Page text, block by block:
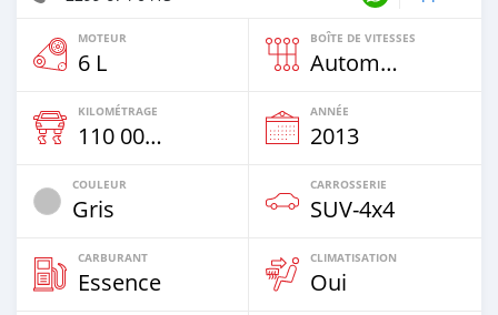
MOTEUR
6 L
BOÎTE DE VITESSES
Automatique
KILOMÉTRAGE
110 000 Km
ANNÉE
2013
COULEUR
Gris
CARROSSERIE
SUV‒4x4
CARBURANT
Essence
CLIMATISATION
Oui